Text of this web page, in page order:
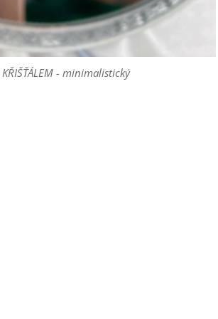
KŘIŠŤÁLEM - minimalistický
KŘIŠŤÁLEM - minimalistický
KŘIŠŤÁLEM - minimalistický
KŘIŠŤÁLEM - minimalistický
KŘIŠŤÁLEM - minimalistický